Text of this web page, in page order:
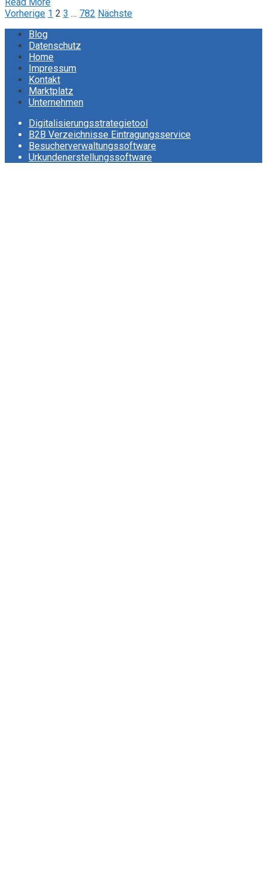
Seitennummerierung
der
Beiträge
Vorherige 1 2 3 … 782 Nächste
Blog
Datenschutz
Home
Impressum
Kontakt
Marktplatz
Unternehmen
Digitalisierungsstrategietool
B2B Verzeichnisse Eintragungsservice
Besucherverwaltungssoftware
Urkundenerstellungssoftware